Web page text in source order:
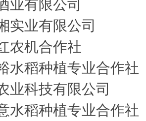
业有限公司
实业有限公司
农机合作社
水稻种植专业合作社
业科技有限公司
水稻种植专业合作社